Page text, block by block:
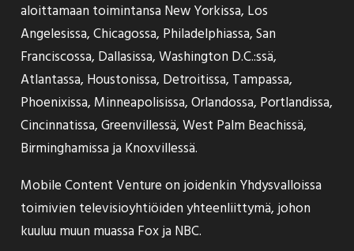
aloittamaan toimintansa New Yorkissa, Los
Angelesissa, Chicagossa, Philadelphiassa, San
Franciscossa, Dallasissa, Washington D.C.:ssä,
Atlantassa, Houstonissa, Detroitissa, Tampassa,
Phoenixissa, Minneapolisissa, Orlandossa, Portlandissa,
Cincinnatissa, Greenvillessä, West Palm Beachissä,
Birminghamissa ja Knoxvillessä.
Mobile Content Venture on joidenkin Yhdysvalloissa
toimivien televisioyhtiöiden yhteenliittymä, johon
kuuluu muun muassa Fox ja NBC.